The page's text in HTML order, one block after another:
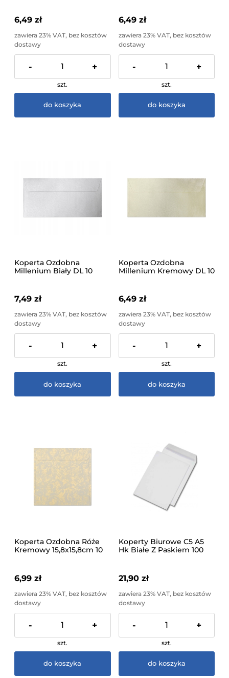
6,49 zł
zawiera 23% VAT, bez kosztów
dostawy
- +
szt.
do koszyka
6,49 zł
zawiera 23% VAT, bez kosztów
dostawy
- +
szt.
do koszyka
Koperta Ozdobna
Millenium Biały DL 10
7,49 zł
zawiera 23% VAT, bez kosztów
dostawy
- +
szt.
do koszyka
Koperta Ozdobna
Millenium Kremowy DL 10
6,49 zł
zawiera 23% VAT, bez kosztów
dostawy
- +
szt.
do koszyka
Koperta Ozdobna Róże
Kremowy 15,8x15,8cm 10
6,99 zł
zawiera 23% VAT, bez kosztów
dostawy
- +
szt.
do koszyka
Koperty Biurowe C5 A5
Hk Białe Z Paskiem 100
21,90 zł
zawiera 23% VAT, bez kosztów
dostawy
- +
szt.
do koszyka